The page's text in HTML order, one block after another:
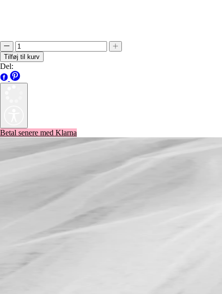
Tilføj til kurv
Del:
Betal senere med Klarna